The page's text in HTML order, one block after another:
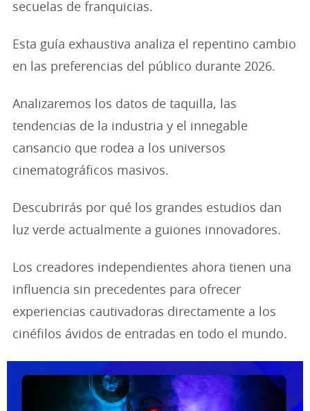
secuelas de franquicias.
Esta guía exhaustiva analiza el repentino cambio
en las preferencias del público durante 2026.
Analizaremos los datos de taquilla, las
tendencias de la industria y el innegable
cansancio que rodea a los universos
cinematográficos masivos.
Descubrirás por qué los grandes estudios dan
luz verde actualmente a guiones innovadores.
Los creadores independientes ahora tienen una
influencia sin precedentes para ofrecer
experiencias cautivadoras directamente a los
cinéfilos ávidos de entradas en todo el mundo.